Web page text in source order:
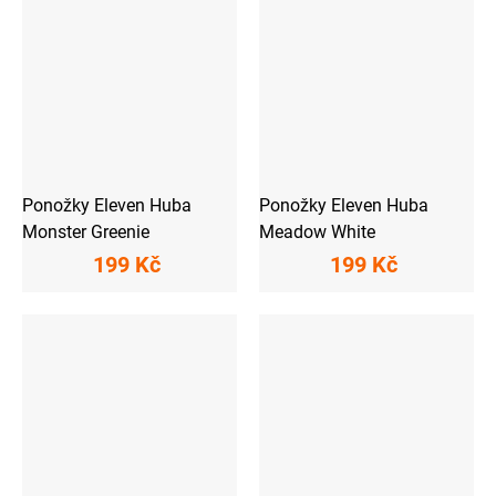
Ponožky Eleven Huba
Monster Greenie
199 Kč
Ponožky Eleven Huba
Meadow White
199 Kč